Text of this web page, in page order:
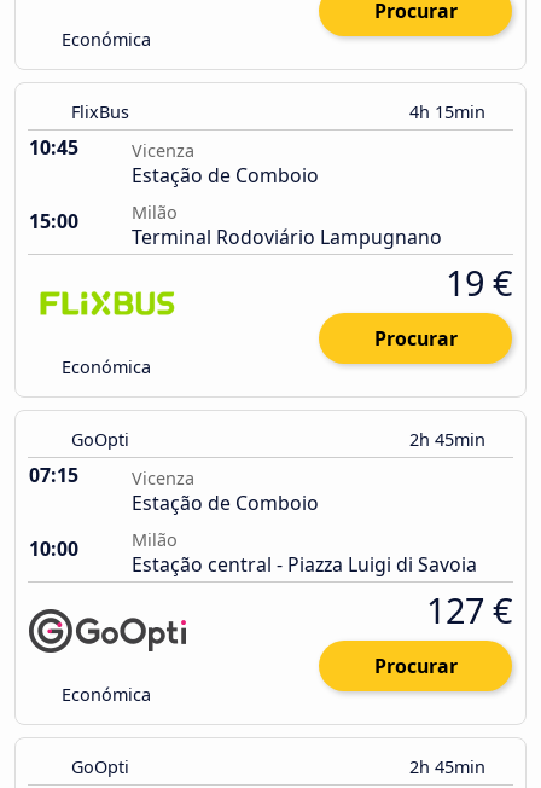
Económica
Procurar
FlixBus 4h 15min
10:45 Vicenza
Estação de Comboio
15:00
Milão
Terminal Rodoviário Lampugnano
Económica
19 €
Procurar
GoOpti 2h 45min
07:15 Vicenza
Estação de Comboio
10:00
Milão
Estação central - Piazza Luigi di Savoia
Económica
127 €
Procurar
GoOpti 2h 45min